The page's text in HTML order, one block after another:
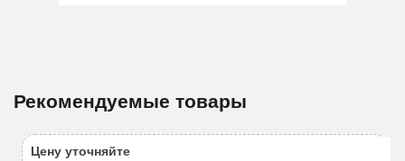
Рекомендуемые товары
Цену уточняйте